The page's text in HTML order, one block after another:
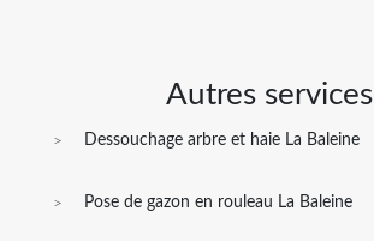
Autres services
Dessouchage arbre et haie La Baleine
Pose de gazon en rouleau La Baleine